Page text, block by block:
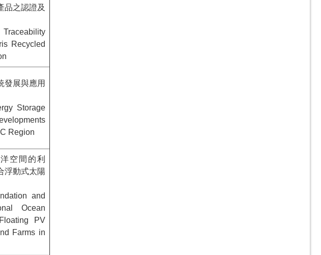
品之認證及
Recycled
發展與應用
Storage
Region
空間的利
浮動式太陽
and
Ocean
PV
Farms in